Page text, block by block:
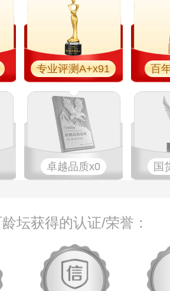
专业评测A+x91 百
卓越品质x0 国
坛获得的认证/荣誉：